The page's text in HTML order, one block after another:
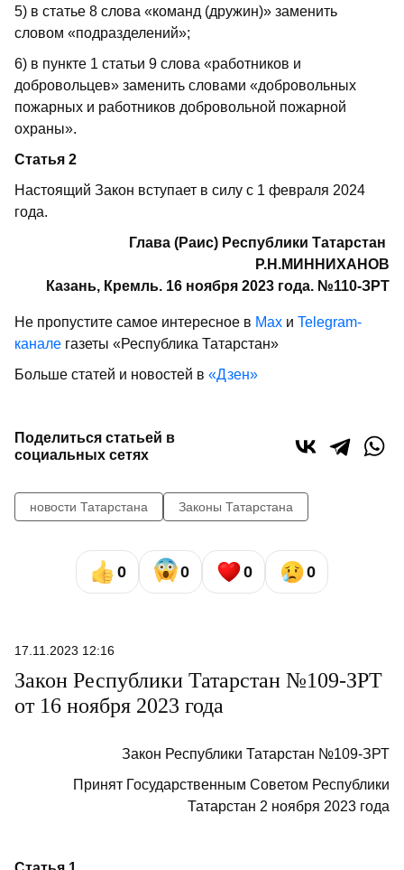
5) в статье 8 слова «команд (дружин)» заменить
словом «подразделений»;
6) в пункте 1 статьи 9 слова «работников и
добровольцев» заменить словами «добровольных
пожарных и работников добровольной пожарной
охраны».
Статья 2
Настоящий Закон вступает в силу с 1 февраля 2024
года.
Глава (Раис) Республики Татарстан
Р.Н.МИННИХАНОВ
Казань, Кремль. 16 ноября 2023 года. №110-ЗРТ
Не пропустите самое интересное в Max и Telegram-
канале газеты «Республика Татарстан»
Больше статей и новостей в «Дзен»
Поделиться статьей в
социальных сетях
новости Татарстана Законы Татарстана
0 0 0 0
17.11.2023 12:16
Закон Республики Татарстан №109-ЗРТ
от 16 ноября 2023 года
Закон Республики Татарстан №109-ЗРТ
Принят Государственным Советом Республики
Татарстан 2 ноября 2023 года